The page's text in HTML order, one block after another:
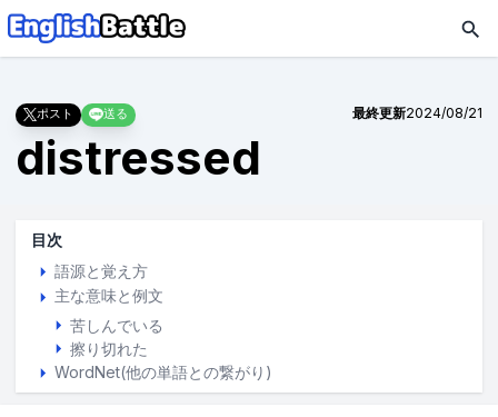
ポスト 送る 最終更新2024/08/21
distressed
目次
語源と覚え方
主な意味と例文
苦しんでいる
擦り切れた
WordNet(他の単語との繋がり)